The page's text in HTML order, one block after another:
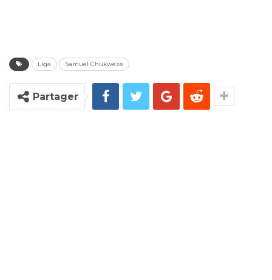
Liga Samuel Chukweze
Partager